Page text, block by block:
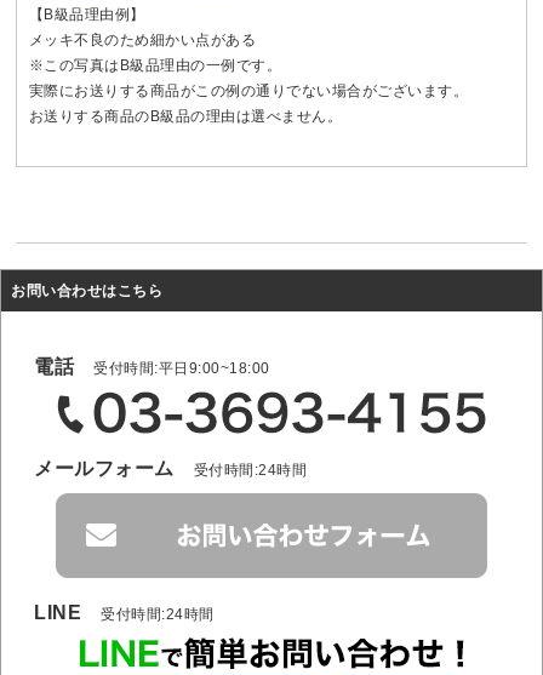
【B級品理由例】
メッキ不良のため細かい点がある
※この写真はB級品理由の一例です。
実際にお送りする商品がこの例の通りでない場合がございます。
お送りする商品のB級品の理由は選べません。
お問い合わせはこちら
電話 受付時間:平日9:00~18:00
メールフォーム 受付時間:24時間
LINE 受付時間:24時間